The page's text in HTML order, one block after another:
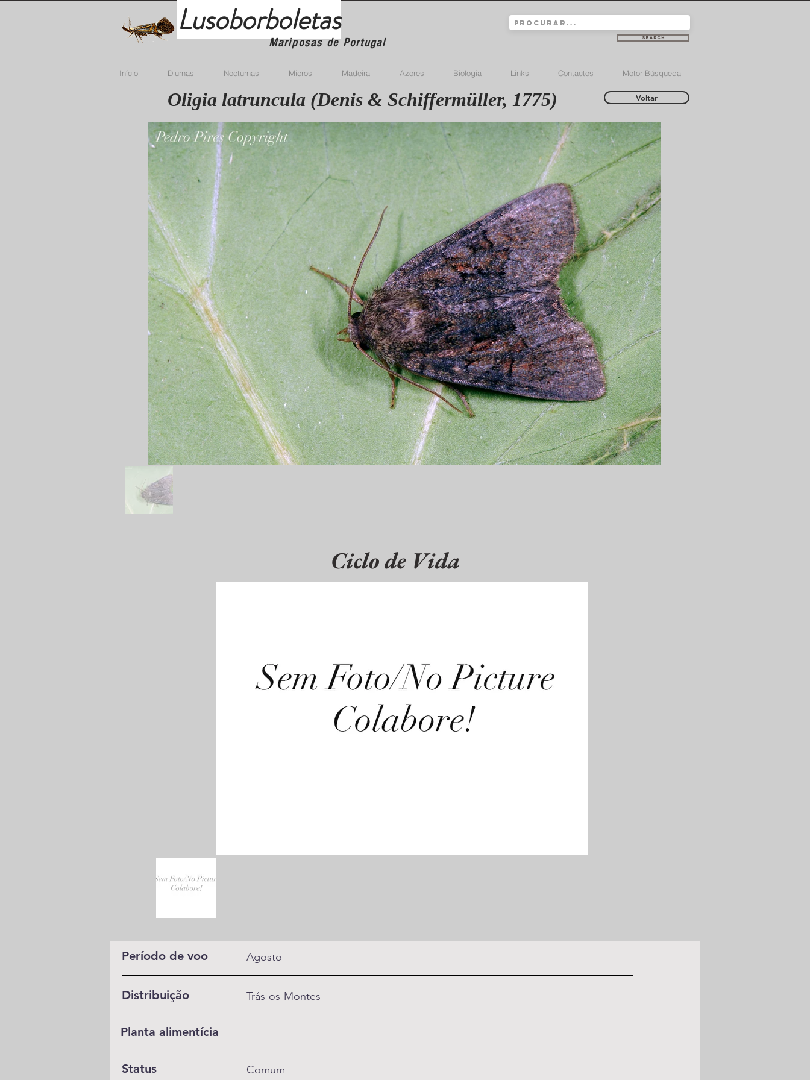
Lusoborboletas
Mariposas de Portugal Search
Início Diurnas Nocturnas Micros Madeira Azores Biologia Links Contactos Motor Búsqueda
Oligia latruncula (Denis & Schiffermüller, 1775) Voltar
Ciclo de Vida
Período de voo Agosto
Distribuição Trás-os-Montes
Planta alimentícia
Status Comum